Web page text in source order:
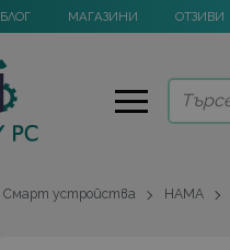
БЛОГ МАГАЗИНИ ОТЗИВИ
Смарт устройства HAMA